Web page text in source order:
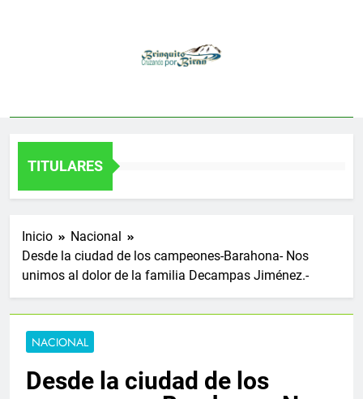
TITULARES
Inicio
Nacional
Desde la ciudad de los campeones-Barahona- Nos
unimos al dolor de la familia Decampas Jiménez.-
NACIONAL
Desde la ciudad de los